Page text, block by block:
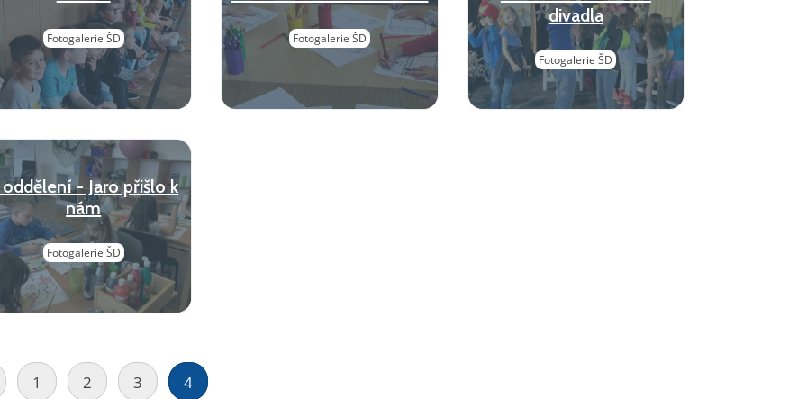
Fotogalerie ŠD Fotogalerie ŠD
divadla
Fotogalerie ŠD
oddělení - Jaro přišlo k
nám
Fotogalerie ŠD
1 2 3 4